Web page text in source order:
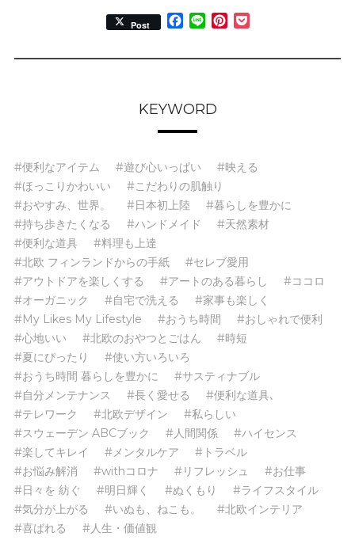
Post Facebook
Line Pinterest
KEYWORD
#便利なアイテム #遊び心いっぱい
#映える
#ほっこりかわいい
#こだわりの肌触り
#おやすみ、世界。
#日本初上陸
#暮らしを豊かに
#持ち歩きたくなる
#ハンドメイド
#天然素材
#便利な道具
#料理も上達
#北欧 フィンランドからの手紙
#セレブ愛用
#アウトドアを楽しくする
#アートのある暮らし
#ココロ
#オーガニック
#自宅で洗える
#家事も楽しく
#My Likes My Lifestyle
#おうち時間
#おしゃれで便利
#心地いい
#北欧のおやつとごはん
#時短
#夏にぴったり
#使い方いろいろ
#おうち時間 暮らしを豊かに
#サスティナブル
#自分メンテナンス
#長く愛せる
#便利な道具､
#テレワーク
#北欧デザイン
#私らしい
#スウェーデン ABCブック
#人間関係
#ハイセンス
#楽してキレイ
#メンタルケア
#トラベル
#お悩み解消
#withコロナ #リフレッシュ
#お仕事
#日々を 紡ぐ
#明日輝く #ぬくもり
#ライフスタイル
#気分が上がる
#いぬも、ねこも。
#北欧インテリア
#喜ばれる
#人生・価値観